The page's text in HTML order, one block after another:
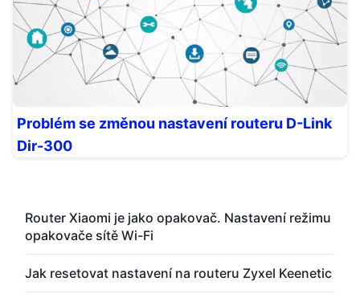
Problém se změnou nastavení routeru D-Link
Dir-300
Router Xiaomi je jako opakovač. Nastavení režimu
opakovače sítě Wi-Fi
Jak resetovat nastavení na routeru Zyxel Keenetic